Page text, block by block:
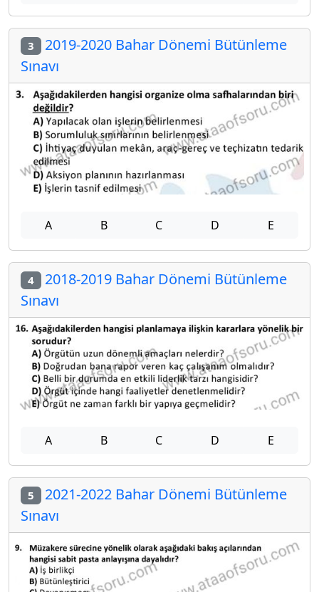
3 2019-2020 Bahar Dönemi Bütünleme
Sınavı
A B C D E
4 2018-2019 Bahar Dönemi Bütünleme
Sınavı
A B C D E
5 2021-2022 Bahar Dönemi Bütünleme
Sınavı